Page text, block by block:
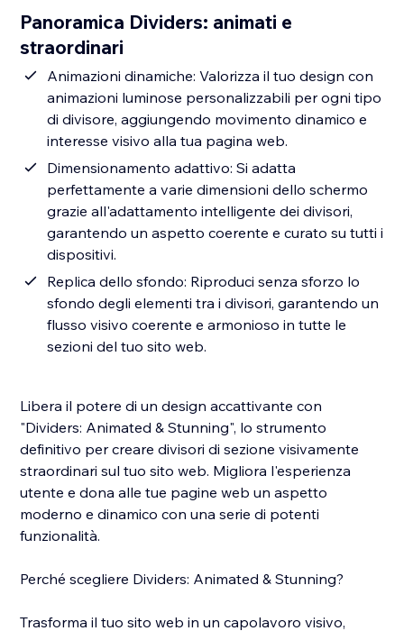
Panoramica Dividers: animati e
straordinari
Animazioni dinamiche: Valorizza il tuo design con
animazioni luminose personalizzabili per ogni tipo
di divisore, aggiungendo movimento dinamico e
interesse visivo alla tua pagina web.
Dimensionamento adattivo: Si adatta
perfettamente a varie dimensioni dello schermo
grazie all'adattamento intelligente dei divisori,
garantendo un aspetto coerente e curato su tutti i
dispositivi.
Replica dello sfondo: Riproduci senza sforzo lo
sfondo degli elementi tra i divisori, garantendo un
flusso visivo coerente e armonioso in tutte le
sezioni del tuo sito web.
Libera il potere di un design accattivante con
"Dividers: Animated & Stunning", lo strumento
definitivo per creare divisori di sezione visivamente
straordinari sul tuo sito web. Migliora l'esperienza
utente e dona alle tue pagine web un aspetto
moderno e dinamico con una serie di potenti
funzionalità.
Perché scegliere Dividers: Animated & Stunning?
Trasforma il tuo sito web in un capolavoro visivo,